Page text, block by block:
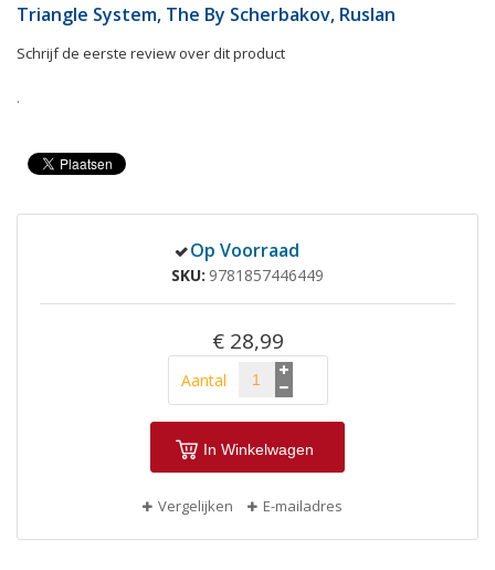
Triangle System, The By Scherbakov, Ruslan
Schrijf de eerste review over dit product
.
Op Voorraad
SKU 9781857446449
€ 28,99
Aantal
In Winkelwagen
Vergelijken E-mailadres